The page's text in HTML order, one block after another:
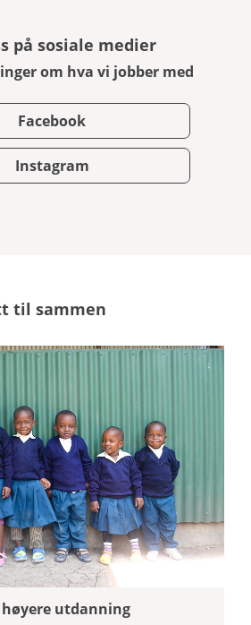
på sosiale medier
om hva vi jobber med
Facebook
Instagram
til sammen
høyere utdanning